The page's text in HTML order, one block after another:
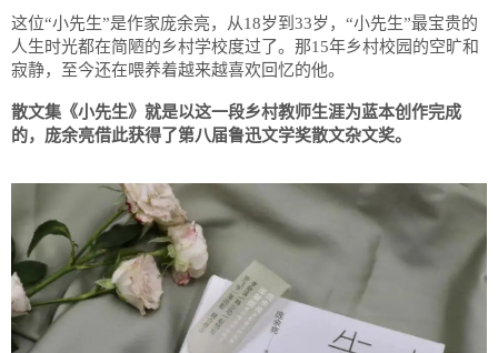
这位“小先生”是作家庞余亮，从18岁到33岁，“小先生”最宝贵的
人生时光都在简陋的乡村学校度过了。那15年乡村校园的空旷和
寂静，至今还在喂养着越来越喜欢回忆的他。
散文集《小先生》就是以这一段乡村教师生涯为蓝本创作完成
的，庞余亮借此获得了第八届鲁迅文学奖散文杂文奖。